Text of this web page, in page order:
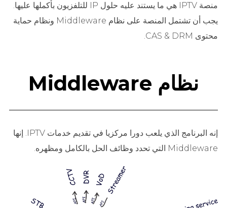
منصة IPTV هي ما يستند عليه حلول IP للتلفزيون بأكملها عليها.
يجب أن تشتمل المنصة على نظام Middleware ونظام حماية
محتوى CAS & DRM.
نظام Middleware
إنه البرنامج الذي يلعب دورا مركزيا في تقديم خدمات IPTV. إنها
Middleware التي تحدد وظائف الحل بالكامل ومظهره.